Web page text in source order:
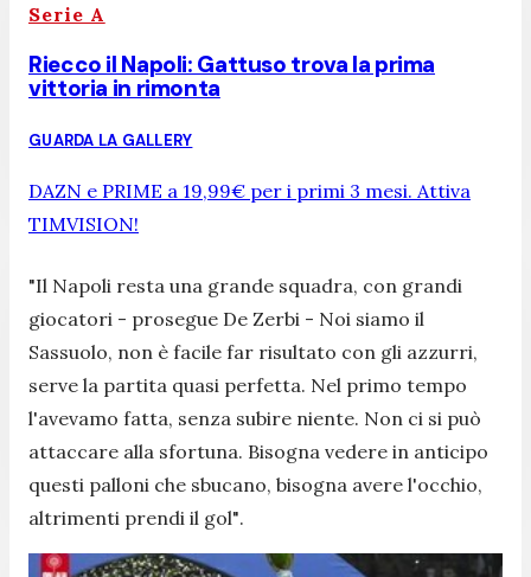
Serie A
Riecco il Napoli: Gattuso trova la prima
vittoria in rimonta
GUARDA LA GALLERY
DAZN e PRIME a 19,99€ per i primi 3 mesi. Attiva
TIMVISION!
"Il Napoli resta una grande squadra, con grandi
giocatori - prosegue De Zerbi - Noi siamo il
Sassuolo, non è facile far risultato con gli azzurri,
serve la partita quasi perfetta. Nel primo tempo
l'avevamo fatta, senza subire niente. Non ci si può
attaccare alla sfortuna. Bisogna vedere in anticipo
questi palloni che sbucano, bisogna avere l'occhio,
altrimenti prendi il gol".